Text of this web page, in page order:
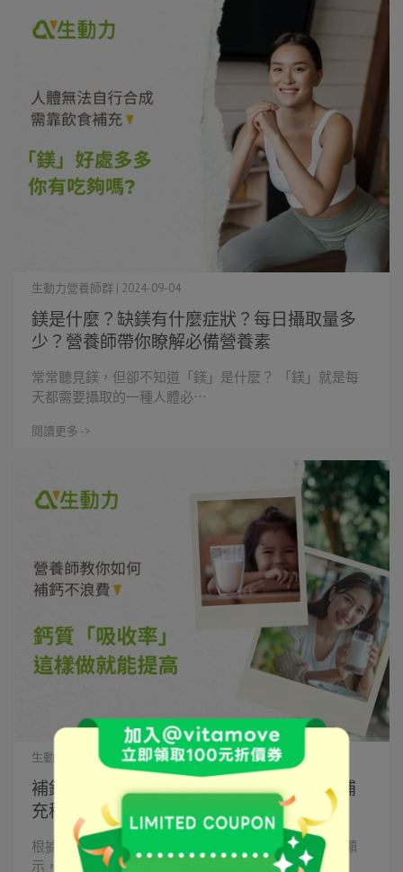
鎂是什麼？缺鎂有什麼症狀？每日攝取量多
少？營養師帶你瞭解必備營養素
生動力營養師群 | 2024-09-04
常常聽見鎂，但卻不知道「鎂」是什麼？ 「鎂」就是每
天都需要攝取的一種人體必⋯
閱讀更多 ->
補鈣也要注重吸收率！營養師的日常鈣質補
充秘訣
生動力營養師群 | 2024-08-13
根據 2017-2020 年的國民營養健康狀況變遷調查結果顯
示，鈣質是國人攝取狀⋯